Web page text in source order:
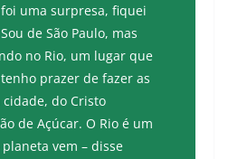
uma surpresa, fiquei
de São Paulo, mas
no Rio, um lugar que
prazer de fazer as
do Cristo
de Açúcar. O Rio é um
vem – disse